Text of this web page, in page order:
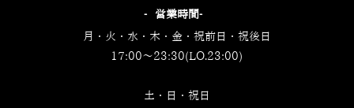
‐営業時間‐
月・火・水・木・金・祝前日・祝後日
17:00～23:30(LO.23:00)
土・日・祝日